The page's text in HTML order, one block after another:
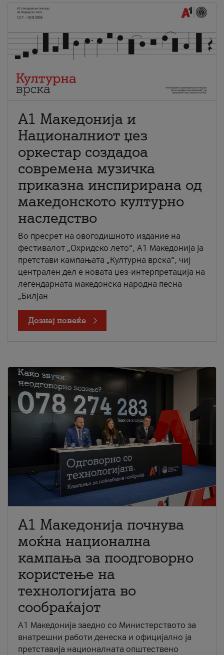
А1 Македонија и
Националниот џез
оркестар создадоа
современа музичка
приказна инспирирана од
македонското културно
наследство
Во пресрет на овогодишното издание на
фестивалот „Охридско лето“, А1 Македонија ја
претстави кампањата „Културна врска“, чиј
централен дел е новата џез-интерпретација на
легендарната македонска народна песна
„Билјан
Дознај повеќе
A1 Македонија почнува
моќна национална
кампања за поодговорно
користење на
технологијата во
сообраќајот
A1 Македонија заедно со Министерството за
внатрешни работи денеска и официјално ја
претставија националната општествено